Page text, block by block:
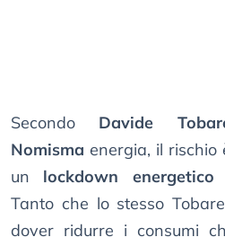
Secondo Davide
Nomisma energia, il
un lockdown energetico
Tanto che lo stesso
dover ridurre i consumi